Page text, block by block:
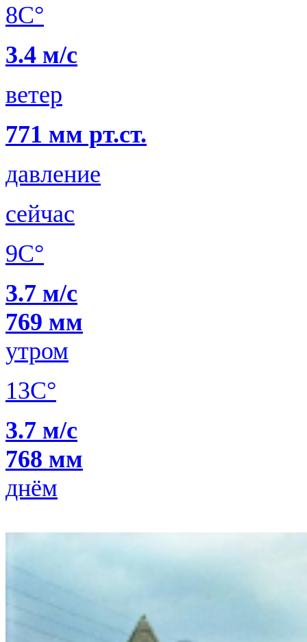
8C°
3.4 м/с
ветер
771 мм рт.ст.
давление
сейчас
9C°
3.7 м/с
769 мм
утром
13C°
3.7 м/с
768 мм
днём